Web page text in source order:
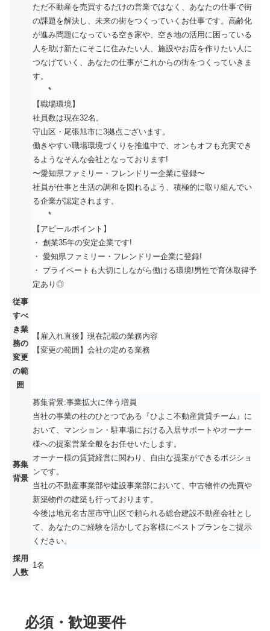
ただ不動産を売買するだけの営業ではなく、あなたの仕事で街
の課題を解決し、未来の街をつくっていくお仕事です。高齢化
が進み問題になっている空き家や、空き地の活用に困っている
人を助け新たにそこに住みたい人、施設やお店を作りたい人に
つなげていく、あなたの仕事がこれからの街をつくっていきま
す。
*
【職場環境】
社員数は現在32名。
守山区・尾張旭市に3拠点ございます。
働きやすい職場環境づくりを推進中で、オンもオフも充実でき
るようなそんな会社となっております!
〜愛知県ファミリー・フレンドリー企業に登録〜
社員が仕事と生活の調和を図れるよう、積極的に取り組んでい
る企業が認定されます。
*
【アピールポイント】
・ 創業35年の安定企業です!
・ 愛知県ファミリー・フレンドリー企業に登録!
・ プライベートも大切にしながら働ける環境!男性で育休取得予
定あり◎
従事
すべ
き業
務の
変更
の範
囲
【雇入れ直後】現在記載の業務内容
【変更の範囲】会社の定める業務
募集
背景
募集背景:事業拡大に伴う増員
当社の事業の柱のひとつである『ひよこ不動産賃貸チーム』に
おいて、マンション・駐車場における入居サポートやオーナー
様への提案営業全般をお任せいたします。
オーナー様の賃貸経営に関わり、自由な提案ができるポジショ
ンです。
当社の不動産事業部や建設事業部において、中古物件の売買や
新築物件の建築も行っております。
今後は地元名古屋市守山区で頼られる総合建設不動産会社とし
て、あなたのご経験を活かしてお客様にベストプランをご提示
ください。
採用
人数
1名
必須・歓迎要件